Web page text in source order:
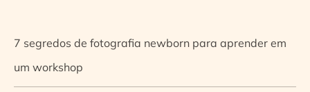
7 segredos de fotografia newborn para aprender em
um workshop